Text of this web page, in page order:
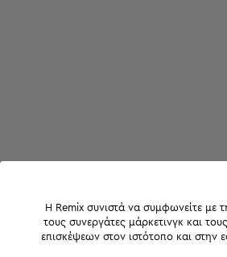
Η Remix συνιστά να συμφωνείτε με
τους συνεργάτες μάρκετινγκ και
επισκέψεων στον ιστότοπο και